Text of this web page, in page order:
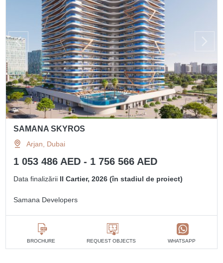
SAMANA SKYROS
Arjan, Dubai
1 053 486 AED - 1 756 566 AED
Data finalizării II Cartier, 2026 (în stadiul de proiect)
Samana Developers
BROCHURE REQUEST OBJECTS WHATSAPP